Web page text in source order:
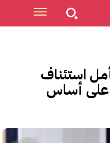
استئناف
على أساس